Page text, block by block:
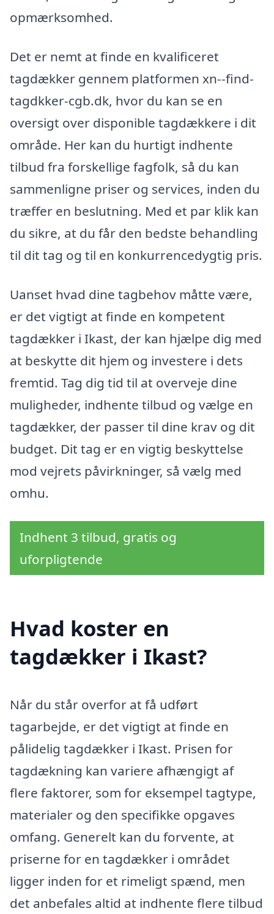
opmærksomhed.
Det er nemt at finde en kvalificeret
tagdækker gennem platformen xn--find-
tagdkker-cgb.dk, hvor du kan se en
oversigt over disponible tagdækkere i dit
område. Her kan du hurtigt indhente
tilbud fra forskellige fagfolk, så du kan
sammenligne priser og services, inden du
træffer en beslutning. Med et par klik kan
du sikre, at du får den bedste behandling
til dit tag og til en konkurrencedygtig pris.
Uanset hvad dine tagbehov måtte være,
er det vigtigt at finde en kompetent
tagdækker i Ikast, der kan hjælpe dig med
at beskytte dit hjem og investere i dets
fremtid. Tag dig tid til at overveje dine
muligheder, indhente tilbud og vælge en
tagdækker, der passer til dine krav og dit
budget. Dit tag er en vigtig beskyttelse
mod vejrets påvirkninger, så vælg med
omhu.
Indhent 3 tilbud, gratis og
uforpligtende
Hvad koster en
tagdækker i Ikast?
Når du står overfor at få udført
tagarbejde, er det vigtigt at finde en
pålidelig tagdækker i Ikast. Prisen for
tagdækning kan variere afhængigt af
flere faktorer, som for eksempel tagtype,
materialer og den specifikke opgaves
omfang. Generelt kan du forvente, at
priserne for en tagdækker i området
ligger inden for et rimeligt spænd, men
det anbefales altid at indhente flere tilbud